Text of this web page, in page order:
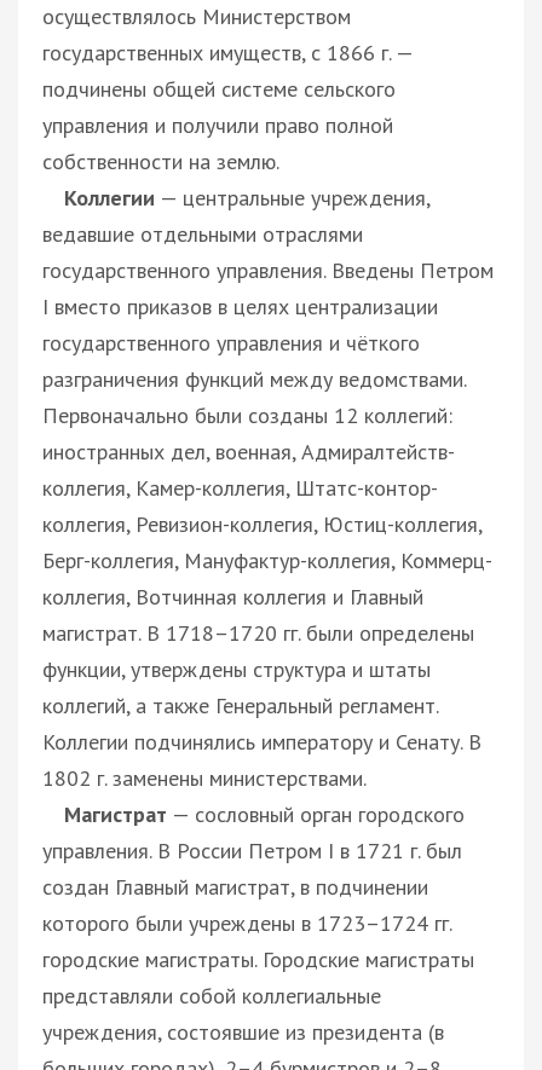
осуществлялось Министерством
государственных имуществ, с 1866 г. —
подчинены общей системе сельского
управления и получили право полной
собственности на землю.
Коллегии — центральные учреждения,
ведавшие отдельными отраслями
государственного управления. Введены Петром
I вместо приказов в целях централизации
государственного управления и чёткого
разграничения функций между ведомствами.
Первоначально были созданы 12 коллегий:
иностранных дел, военная, Адмиралтейств-
коллегия, Камер-коллегия, Штатс-контор-
коллегия, Ревизион-коллегия, Юстиц-коллегия,
Берг-коллегия, Мануфактур-коллегия, Коммерц-
коллегия, Вотчинная коллегия и Главный
магистрат. В 1718–1720 гг. были определены
функции, утверждены структура и штаты
коллегий, а также Генеральный регламент.
Коллегии подчинялись императору и Сенату. В
1802 г. заменены министерствами.
Магистрат — сословный орган городского
управления. В России Петром I в 1721 г. был
создан Главный магистрат, в подчинении
которого были учреждены в 1723–1724 гг.
городские магистраты. Городские магистраты
представляли собой коллегиальные
учреждения, состоявшие из президента (в